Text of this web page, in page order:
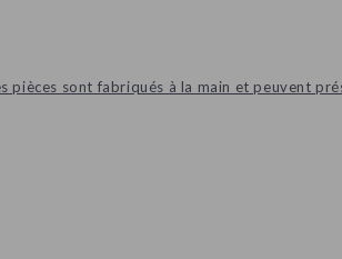
pièces sont fabriqués à la main et peuvent